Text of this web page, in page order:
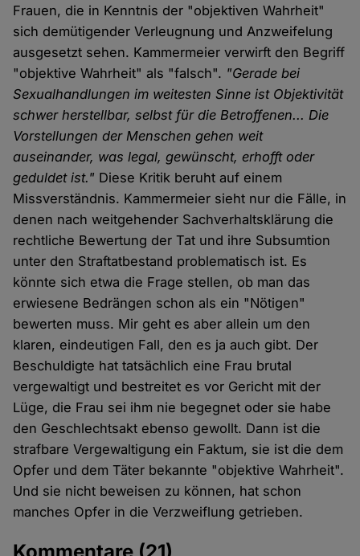
Frauen, die in Kenntnis der "objektiven Wahrheit"
sich demütigender Verleugnung und Anzweifelung
ausgesetzt sehen. Kammermeier verwirft den Begriff
"objektive Wahrheit" als "falsch". "Gerade bei
Sexualhandlungen im weitesten Sinne ist Objektivität
schwer herstellbar, selbst für die Betroffenen... Die
Vorstellungen der Menschen gehen weit
auseinander, was legal, gewünscht, erhofft oder
geduldet ist." Diese Kritik beruht auf einem
Missverständnis. Kammermeier sieht nur die Fälle, in
denen nach weitgehender Sachverhaltsklärung die
rechtliche Bewertung der Tat und ihre Subsumtion
unter den Straftatbestand problematisch ist. Es
könnte sich etwa die Frage stellen, ob man das
erwiesene Bedrängen schon als ein "Nötigen"
bewerten muss. Mir geht es aber allein um den
klaren, eindeutigen Fall, den es ja auch gibt. Der
Beschuldigte hat tatsächlich eine Frau brutal
vergewaltigt und bestreitet es vor Gericht mit der
Lüge, die Frau sei ihm nie begegnet oder sie habe
den Geschlechtsakt ebenso gewollt. Dann ist die
strafbare Vergewaltigung ein Faktum, sie ist die dem
Opfer und dem Täter bekannte "objektive Wahrheit".
Und sie nicht beweisen zu können, hat schon
manches Opfer in die Verzweiflung getrieben.